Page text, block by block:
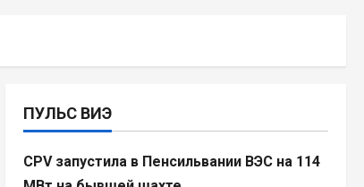
ПУЛЬС ВИЭ
CPV запустила в Пенсильвании ВЭС на 114